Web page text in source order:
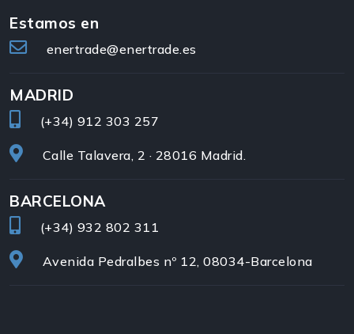
Estamos en
enertrade@enertrade.es
MADRID
(+34) 912 303 257
Calle Talavera, 2 · 28016 Madrid.
BARCELONA
(+34) 932 802 311
Avenida Pedralbes nº 12, 08034-Barcelona